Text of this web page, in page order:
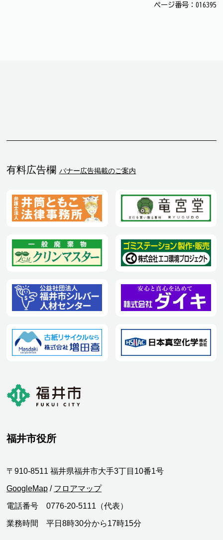
ページ番号：016395
有料広告欄 バナー広告掲載のご案内
福井市役所
〒910-8511 福井県福井市大手3丁目10番1号
GoogleMap / フロアマップ
電話番号 0776-20-5111（代表）
業務時間 平日8時30分から17時15分